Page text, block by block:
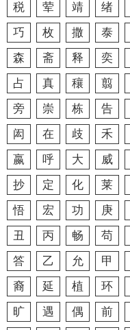
税
荤 靖 绪
巧
枚 撒 泰
森
斋 释 奕
占
真 穰 翦
旁
崇 栋 告
闳
在 歧 禾
嬴
呼 大 威
抄
定 化 莱
悟
宏 功 庚
丑
丙 畅 苟
答
乙 允 甲
裔
延 植 环
旷
遇 偶 前